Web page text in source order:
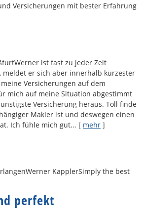
Versicherungen mit bester Erfahrung
ist fast zu jeder Zeit
meldet er sich aber innerhalb kürzester
Versicherungen auf dem
mich auf meine Situation abgestimmt
Versicherung heraus. Toll finde
Makler ist und deswegen einen
Ich fühle mich gut... [ mehr ]
KapplerSimply the best
perfekt